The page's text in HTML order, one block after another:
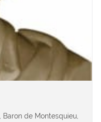
de Montesquieu,